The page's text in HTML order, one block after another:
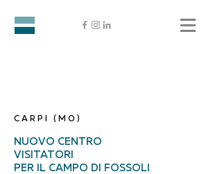
CARPI (MO)
NUOVO CENTRO
VISITATORI
PER IL CAMPO DI FOSSOLI